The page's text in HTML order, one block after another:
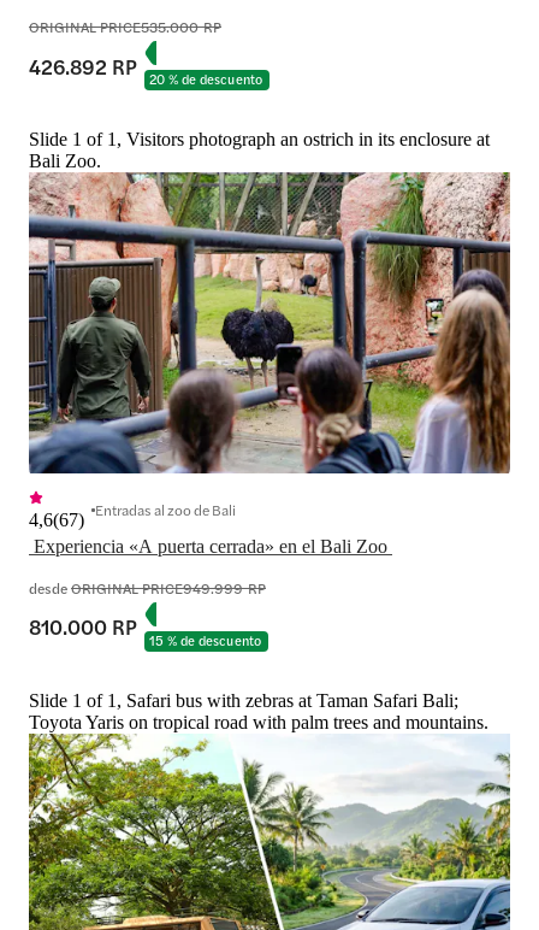
ORIGINAL PRICE535.000 RP
426.892 RP 20 % de descuento
Slide 1 of 1, Visitors photograph an ostrich in its enclosure at
Bali Zoo.
4,6(67) Entradas al zoo de Bali
desdeORIGINAL PRICE949.999 RP
810.000 RP 15 % de descuento
Slide 1 of 1, Safari bus with zebras at Taman Safari Bali;
Toyota Yaris on tropical road with palm trees and mountains.